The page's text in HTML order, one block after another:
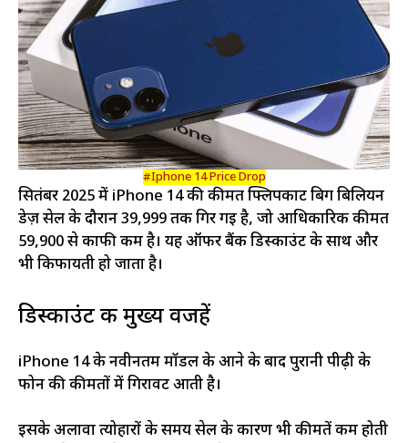
#Iphone 14 Price Drop
सितंबर 2025 में iPhone 14 की कीमत फ्लिपकार्ट बिग बिलियन
डेज़ सेल के दौरान ₹39,999 तक गिर गई है, जो आधिकारिक कीमत
₹59,900 से काफी कम है। यह ऑफर बैंक डिस्काउंट के साथ और
भी किफायती हो जाता है।
डिस्काउंट की मुख्य वजहें
iPhone 14 के नवीनतम मॉडल के आने के बाद पुरानी पीढ़ी के
फोन की कीमतों में गिरावट आती है।
इसके अलावा त्योहारों के समय सेल के कारण भी कीमतें कम होती